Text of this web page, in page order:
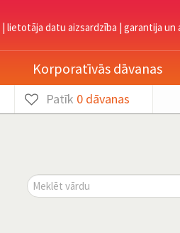
| lietotāja datu aizsardzība | garantija un
Korporatīvās dāvanas
Patīk 0dāvanas